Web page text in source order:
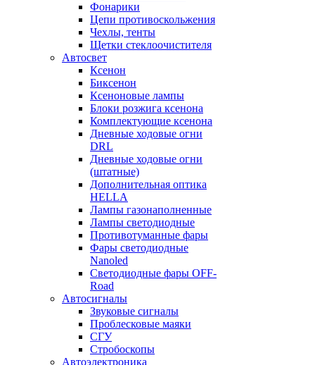
Фонарики
Цепи противоскольжения
Чехлы, тенты
Щетки стеклоочистителя
Автосвет
Ксенон
Биксенон
Ксеноновые лампы
Блоки розжига ксенона
Комплектующие ксенона
Дневные ходовые огни
DRL
Дневные ходовые огни
(штатные)
Дополнительная оптика
HELLA
Лампы газонаполненные
Лампы светодиодные
Противотуманные фары
Фары светодиодные
Nanoled
Светодиодные фары OFF-
Road
Автосигналы
Звуковые сигналы
Проблесковые маяки
СГУ
Стробоскопы
Автоэлектроника